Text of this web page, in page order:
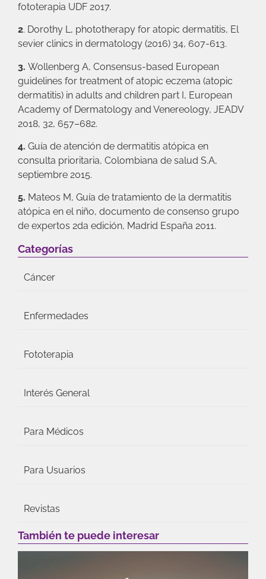
fototerapia UDF 2017.
2. Dorothy L, phototherapy for atopic dermatitis, El
sevier clinics in dermatology (2016) 34, 607-613.
3. Wollenberg A, Consensus-based European
guidelines for treatment of atopic eczema (atopic
dermatitis) in adults and children part I, European
Academy of Dermatology and Venereology, JEADV
2018, 32, 657–682.
4. Guía de atención de dermatitis atópica en
consulta prioritaria, Colombiana de salud S.A,
septiembre 2015.
5. Mateos M, Guía de tratamiento de la dermatitis
atópica en el niño, documento de consenso grupo
de expertos 2da edición, Madrid España 2011.
Categorías
Cáncer
Enfermedades
Fototerapia
Interés General
Para Médicos
Para Usuarios
Revistas
También te puede interesar